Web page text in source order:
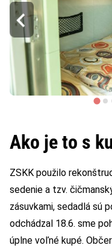
Ako je to s
ZSKK použilo
sedenie a tzv.
zásuvkami, sedadlá sú
odchádzal 18.6. sme
úplne voľné kupé.